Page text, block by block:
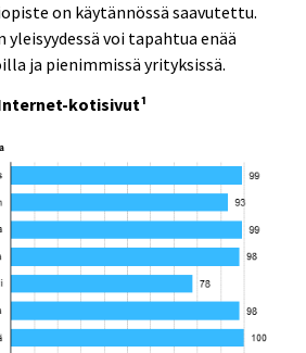
on käytännössä saavutettu.
yleisyydessä voi tapahtua enää
ja pienimmissä yrityksissä.
kotisivut¹